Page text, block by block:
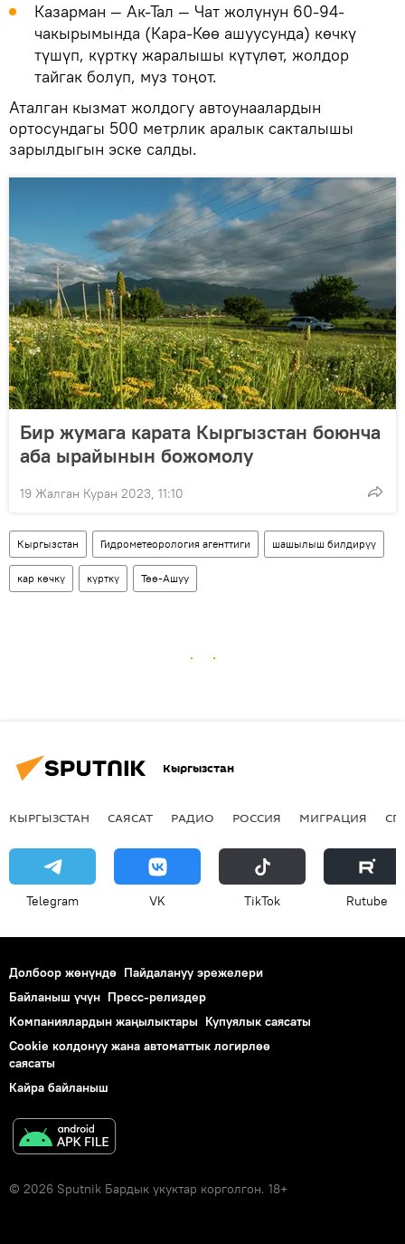
Казарман — Ак-Тал — Чат жолунун 60-94-
чакырымында (Кара-Көө ашуусунда) көчкү
түшүп, күрткү жаралышы күтүлөт, жолдор
тайгак болуп, муз тоңот.
Аталган кызмат жолдогу автоунаалардын
ортосундагы 500 метрлик аралык сакталышы
зарылдыгын эске салды.
Бир жумага карата Кыргызстан боюнча
аба ырайынын божомолу
19 Жалган Куран 2023, 11:10
Кыргызстан Гидрометеорология агенттиги шашылыш билдирүү
кар көчкү күрткү Төө-Ашуу
Кыргызстан
КЫРГЫЗСТАН САЯСАТ РАДИО РОССИЯ МИГРАЦИЯ
Telegram VK ТikТоk Rutube
Долбоор жөнүндө Пайдалануу эрежелери
Байланыш үчүн Пресс-релиздер
Компаниялардын жаңылыктары Купуялык саясаты
Cookie колдонуу жана автоматтык логирлөө
саясаты
Кайра байланыш
© 2026 Sputnik Бардык укуктар корголгон. 18+